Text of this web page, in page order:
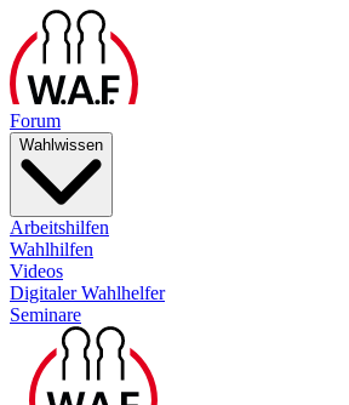
Forum
Wahlwissen
Arbeitshilfen
Wahlhilfen
Videos
Digitaler Wahlhelfer
Seminare